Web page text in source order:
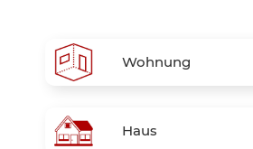
Wohnung
Haus